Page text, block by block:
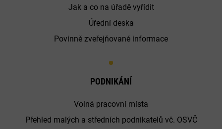
Jak a co na úřadě vyřídit
Úřední deska
Povinně zveřejňované informace
PODNIKÁNÍ
Volná pracovní místa
Přehled malých a středních podnikatelů vč. OSVČ